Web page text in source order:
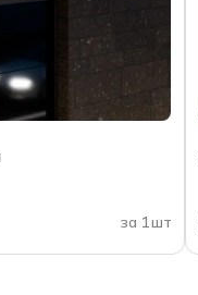
за 1 шт